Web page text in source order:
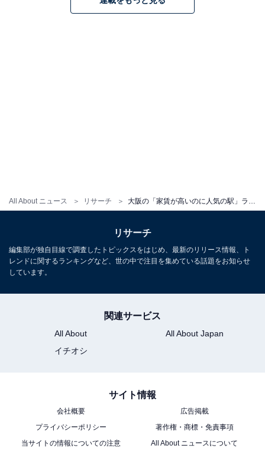
All About ニュース リサーチ
リサーチ
編集部が独自目線で調査したトピックスをはじめ、最新のリリース情報、ト
レンドに関するランキングなど、世の中で注目を集めている話題をお知らせ
しています。
関連サービス
All About
All About Japan
イチオシ
サイト情報
会社概要
広告掲載
プライバシーポリシー
著作権・商標・免責事項
当サイトの情報についての注意
All About ニュースについて